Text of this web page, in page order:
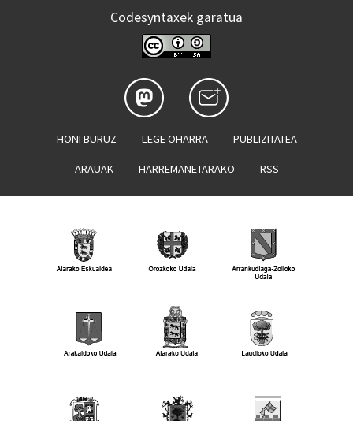
Codesyntaxek garatua
HONI BURUZ LEGE OHARRA PUBLIZITATEA
ARAUAK HARREMANETARAKO RSS